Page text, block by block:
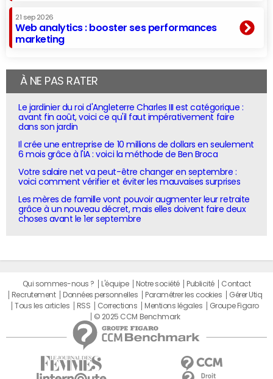
21 sep 2026
Web analytics : booster ses performances
marketing
À NE PAS RATER
Le jardinier du roi d'Angleterre Charles III est catégorique :
avant fin août, voici ce qu'il faut impérativement faire
dans son jardin
Il crée une entreprise de 10 millions de dollars en seulement
6 mois grâce à l'IA : voici la méthode de Ben Broca
Votre salaire net va peut-être changer en septembre :
voici comment vérifier et éviter les mauvaises surprises
Les mères de famille vont pouvoir augmenter leur retraite
grâce à un nouveau décret, mais elles doivent faire deux
choses avant le 1er septembre
Qui sommes-nous ? L'équipe Notre société Publicité
Contact
Recrutement
Données personnelles Paramétrer les cookies
Gérer Utiq
Tous les articles
RSS Corrections Mentions légales
Groupe Figaro
© 2025 CCM Benchmark